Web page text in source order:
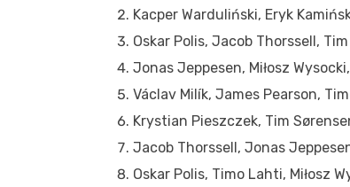
Kacper Warduliński, Eryk
Oskar Polis, Jacob Thorssell,
Jonas Jeppesen, Miłosz
Václav Milík, James Pearson,
Krystian Pieszczek, Tim
Jacob Thorssell, Jonas
Oskar Polis, Timo Lahti, Miłosz